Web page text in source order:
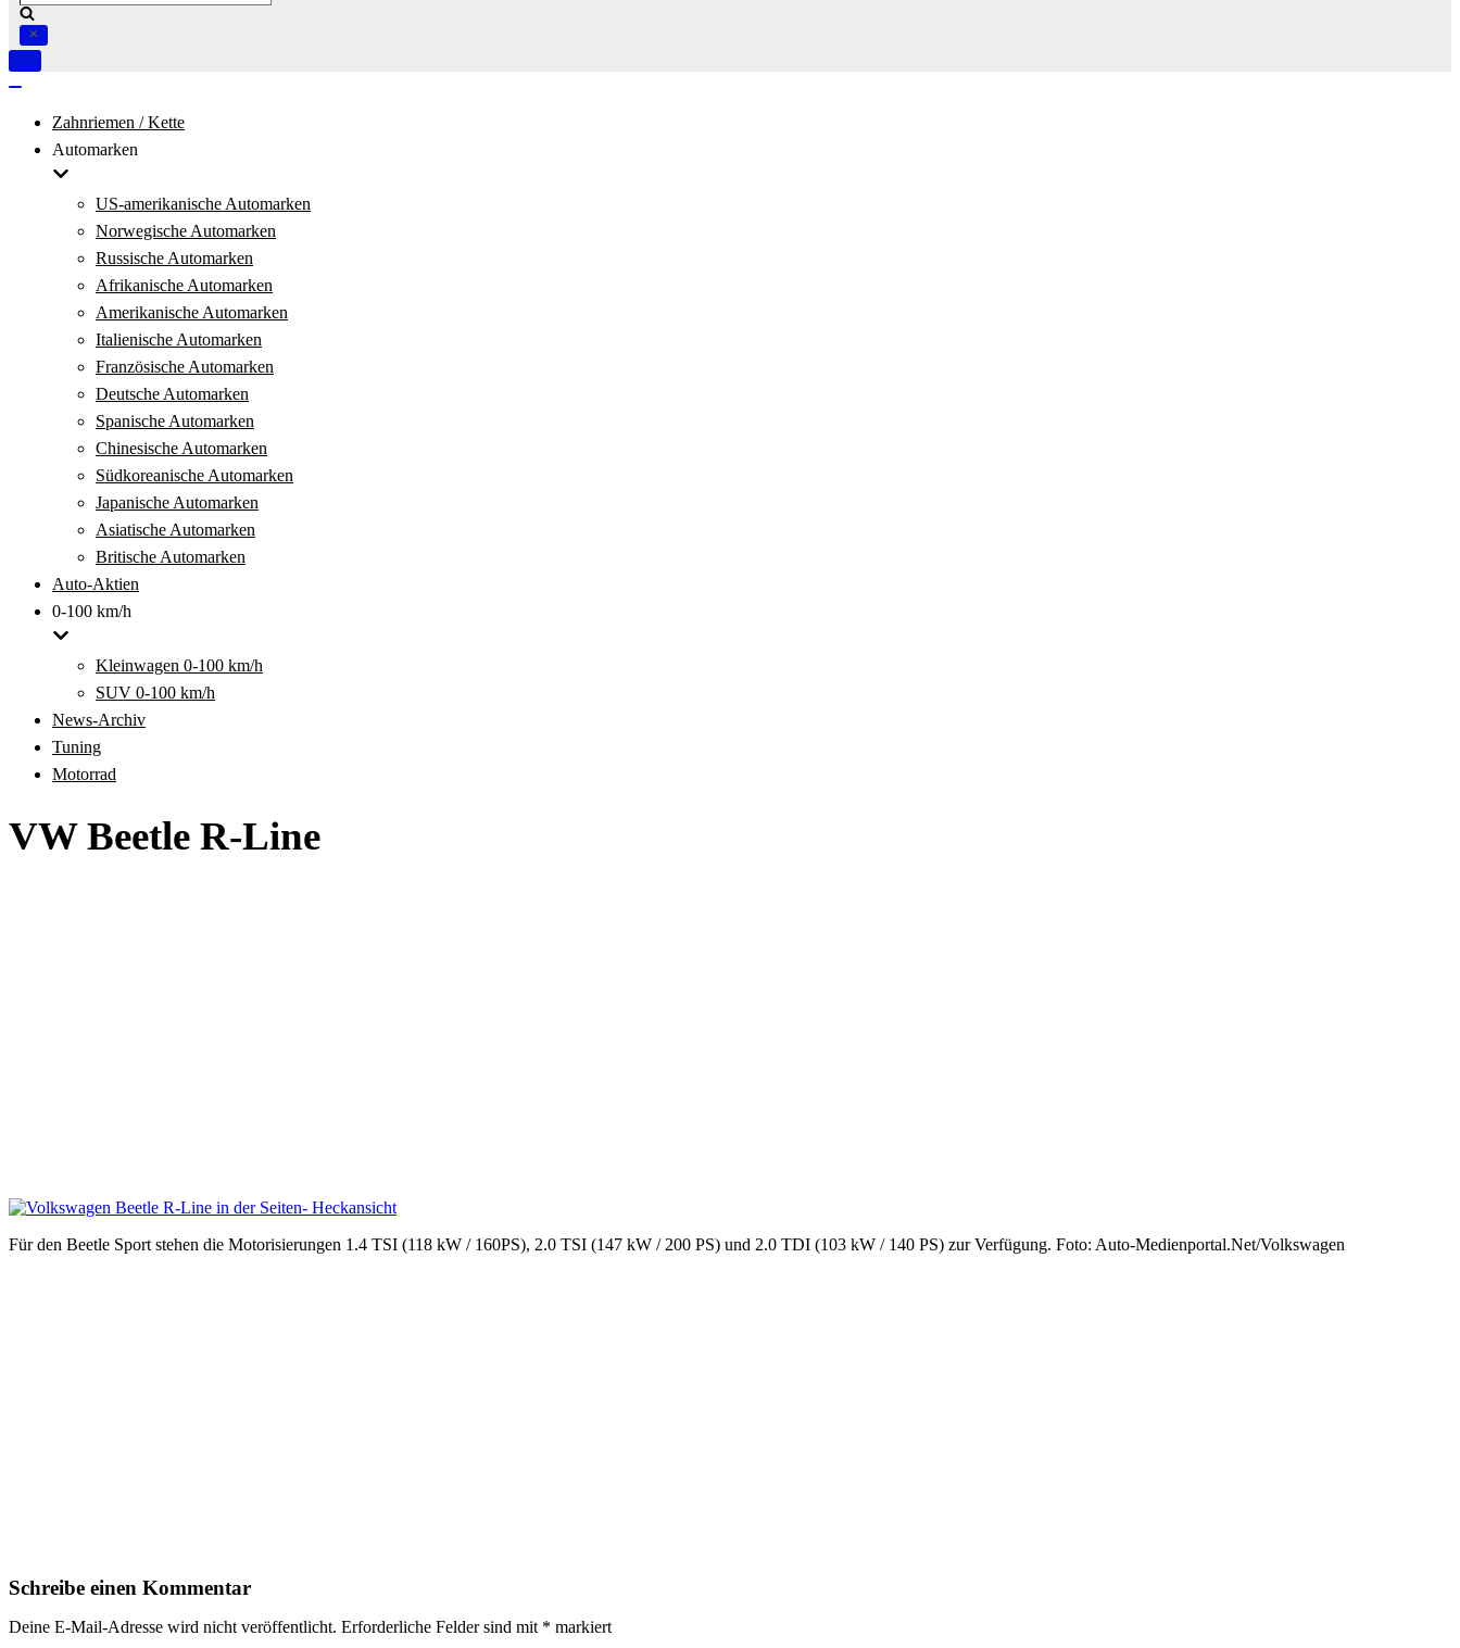
Navigation
Zahnriemen / Kette
Automarken
US-amerikanische Automarken
Norwegische Automarken
Russische Automarken
Afrikanische Automarken
Amerikanische Automarken
Italienische Automarken
Französische Automarken
Deutsche Automarken
Spanische Automarken
Chinesische Automarken
Südkoreanische Automarken
Japanische Automarken
Asiatische Automarken
Britische Automarken
Auto-Aktien
0-100 km/h
Kleinwagen 0-100 km/h
SUV 0-100 km/h
News-Archiv
Tuning
Motorrad
VW Beetle R-Line
Für den Beetle Sport stehen die Motorisierungen 1.4 TSI (118 kW / 160PS), 2.0 TSI (147 kW / 200 PS) und 2.0 TDI (103 kW / 140 PS) zur Verfügung. Foto: Auto-Medienportal.Net/Volkswagen
Schreibe einen Kommentar
Deine E-Mail-Adresse wird nicht veröffentlicht. Erforderliche Felder sind mit * markiert